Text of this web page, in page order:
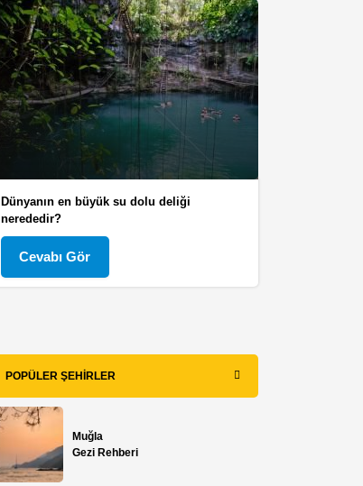
Dünyanın en büyük su dolu deliği
nerededir?
Cevabı Gör
POPÜLER ŞEHIRLER
Muğla
Gezi Rehberi